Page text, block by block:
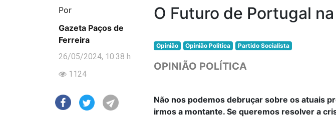
Por
Gazeta Paços de
Ferreira
26/05/2024, 10:38 h
1124
O Futuro de Portugal
Opinião Opinião Politica Partido Socialista
OPINIÃO POLÍTICA
Não nos podemos debruçar sobre os atuais
irmos a montante. Se queremos resolver a